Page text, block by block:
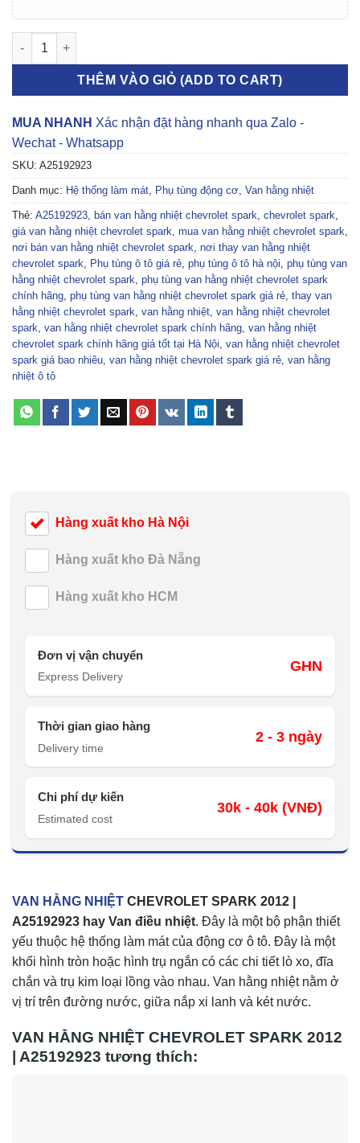
VAN HẰNG NHIỆT CHEVROLET SPARK 2012 | A25192923 số
THÊM VÀO GIỎ (ADD TO CART)
MUA NHANH Xác nhận đặt hàng nhanh qua Zalo -
Wechat - Whatsapp
SKU: A25192923
Danh mục: Hệ thống làm mát Phụ tùng động cơ Van hằng nhiệt
Thẻ: A25192923 bán van hằng nhiệt chevrolet spark chevrolet spark
giá van hằng nhiệt chevrolet spark mua van hằng nhiệt chevrolet spark
nơi bán van hằng nhiệt chevrolet spark nơi thay van hằng nhiệt
chevrolet spark
Phụ tùng ô tô giá rẻ phụ tùng ô tô hà nội phụ tùng van
hằng nhiệt chevrolet spark phụ tùng van hằng nhiệt chevrolet spark
chính hãng phụ tùng van hằng nhiệt chevrolet spark giá rẻ thay van
hằng nhiệt chevrolet spark van hằng nhiệt van hằng nhiệt chevrolet
spark van hằng nhiệt chevrolet spark chính hãng van hằng nhiệt
chevrolet spark chính hãng giá tốt tại Hà Nội van hằng nhiệt chevrolet
spark giá bao nhiêu van hằng nhiệt chevrolet spark giá rẻ van hằng
nhiệt ô tô
Hàng xuất kho Hà Nội
Hàng xuất kho Đà Nẵng
Hàng xuất kho HCM
Đơn vị vận chuyển
Express Delivery
GHN
Thời gian giao hàng
Delivery time
2 - 3 ngày
Chi phí dự kiến
Estimated cost
30k - 40k (VNĐ)
VAN HẰNG NHIỆT CHEVROLET SPARK 2012 |
A25192923 hay Van điều nhiệt. Đây là một bộ phận thiết
yếu thuộc hệ thống làm mát của động cơ ô tô. Đây là một
khối hình tròn hoặc hình trụ ngắn có các chi tiết lò xo, đĩa
chắn và trụ kim loại lồng vào nhau. Van hằng nhiệt nằm ở
vị trí trên đường nước, giữa nắp xi lanh và két nước.
VAN HẰNG NHIỆT CHEVROLET SPARK 2012
| A25192923 tương thích: